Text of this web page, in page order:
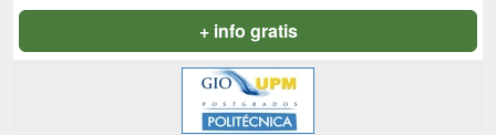
+ info gratis